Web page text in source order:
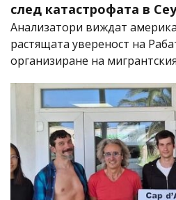
след катастрофата в
Анализатори виждат
растящата увереност на
организиране на